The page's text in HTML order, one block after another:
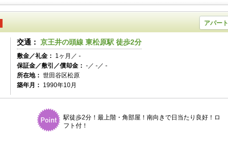
アパート
交通： 京王井の頭線 東松原駅 徒歩2分
敷金／礼金： 1ヶ月／ -
保証金／敷引／償却金： -／ -／ -
所在地： 世田谷区松原
築年月： 1990年10月
駅徒歩2分！最上階・角部屋！南向きで日当たり良好！ロ
フト付！